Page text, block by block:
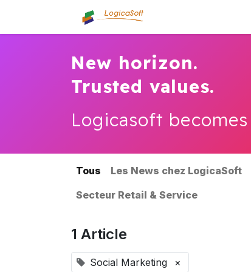
New horizon.
Trusted values.
Logicasoft becomes
Tous Les News chez LogicaSoft
Secteur Retail & Service
1 Article
Social Marketing ×